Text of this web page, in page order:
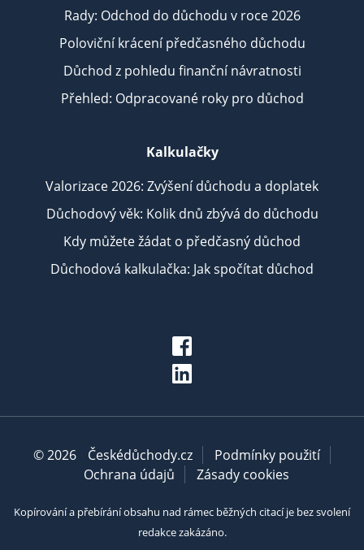
Rady: Odchod do důchodu v roce 2026
Poloviční krácení předčasného důchodu
Důchod z pohledu finanční návratnosti
Přehled: Odpracované roky pro důchod
Kalkulačky
Valorizace 2026: Zvýšení důchodu a doplatek
Důchodový věk: Kolik dnů zbývá do důchodu
Kdy můžete žádat o předčasný důchod
Důchodová kalkulačka: Jak spočítat důchod
© 2026 Českédůchody.cz
Podmínky použití
Ochrana údajů
Zásady cookies
Kopírování a přebírání obsahu nad rámec běžných citací je bez svolení
redakce zakázáno.